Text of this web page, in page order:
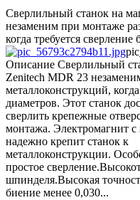
Сверлильный станок на
незаменим при монтаже
когда требуется
Описание Сверлильный
Zenitech MDR 23
металлоконструкций,
диаметров. Этот станок
сверлить крепежные
монтажа. Электромагнит
надежно крепит станок к
металлоконструкции.
простое
шпинделя.Высокая
биение менее 0,030...